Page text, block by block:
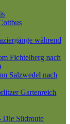
während
Fichtelberg nach
Salzwedel nach
Gartenreich
Die Südroute